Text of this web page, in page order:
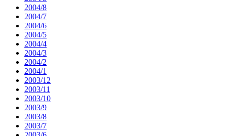
2004/8
2004/7
2004/6
2004/5
2004/4
2004/3
2004/2
2004/1
2003/12
2003/11
2003/10
2003/9
2003/8
2003/7